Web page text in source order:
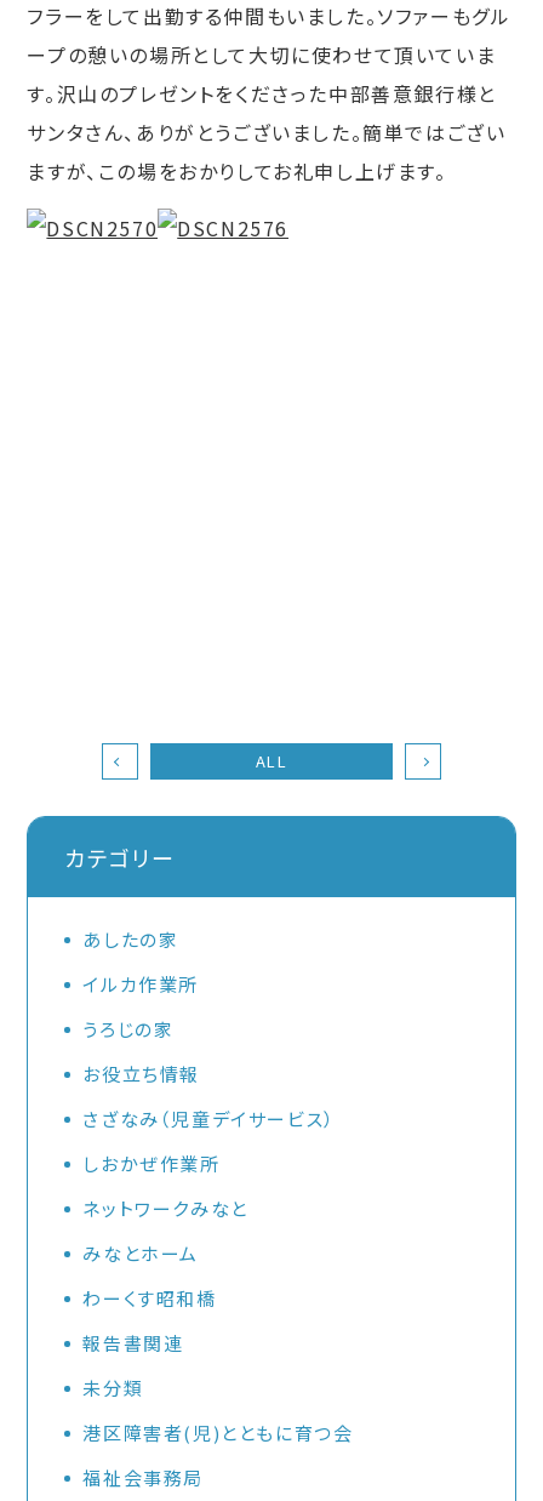
フラーをして出勤する仲間もいました。ソファーもグル
ープの憩いの場所として大切に使わせて頂いていま
す。沢山のプレゼントをくださった中部善意銀行様と
サンタさん、ありがとうございました。簡単ではござい
ますが、この場をおかりしてお礼申し上げます。
ALL
カテゴリー
あしたの家
イルカ作業所
うろじの家
お役立ち情報
さざなみ（児童デイサービス）
しおかぜ作業所
ネットワークみなと
みなとホーム
わーくす昭和橋
報告書関連
未分類
港区障害者(児)とともに育つ会
福祉会事務局